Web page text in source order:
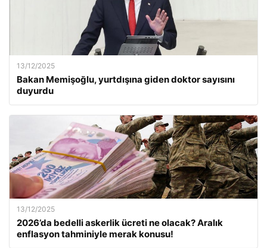
13/12/2025
Bakan Memişoğlu, yurtdışına giden doktor sayısını
duyurdu
13/12/2025
2026’da bedelli askerlik ücreti ne olacak? Aralık
enflasyon tahminiyle merak konusu!